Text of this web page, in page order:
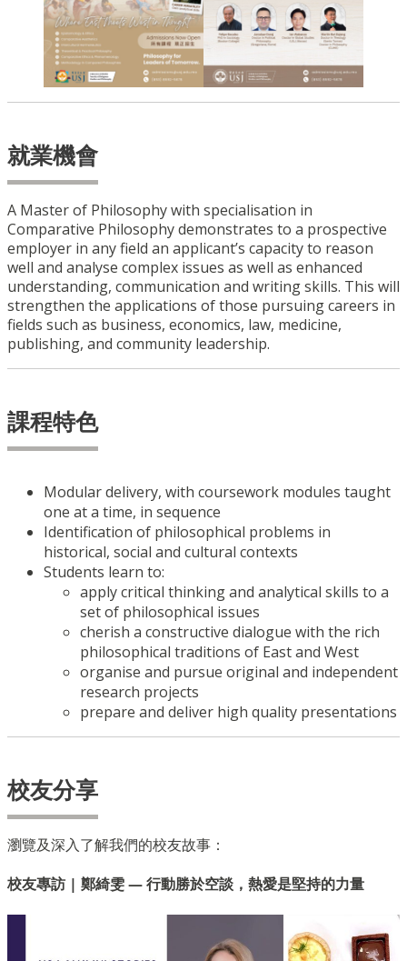
就業機會
A Master of Philosophy with specialisation in
Comparative Philosophy demonstrates to a prospective
employer in any field an applicant’s capacity to reason
well and analyse complex issues as well as enhanced
understanding, communication and writing skills. This will
strengthen the applications of those pursuing careers in
fields such as business, economics, law, medicine,
publishing, and community leadership.
課程特色
Modular delivery, with coursework modules taught
one at a time, in sequence
Identification of philosophical problems in
historical, social and cultural contexts
Students learn to:
apply critical thinking and analytical skills to a
set of philosophical issues
cherish a constructive dialogue with the rich
philosophical traditions of East and West
organise and pursue original and independent
research projects
prepare and deliver high quality presentations
校友分享
瀏覽及深入了解我們的校友故事：
校友專訪 | 鄭綺雯 — 行動勝於空談，熱愛是堅持的力量